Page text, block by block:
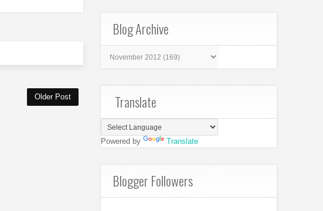
Older Post
Blog Archive
Translate
Powered by Translate
Blogger Followers